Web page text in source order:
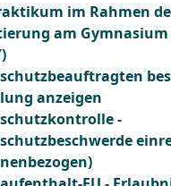
im Rahmen
am
anzeigen
-